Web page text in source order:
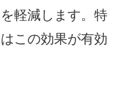
軽減します。特
この効果が有効